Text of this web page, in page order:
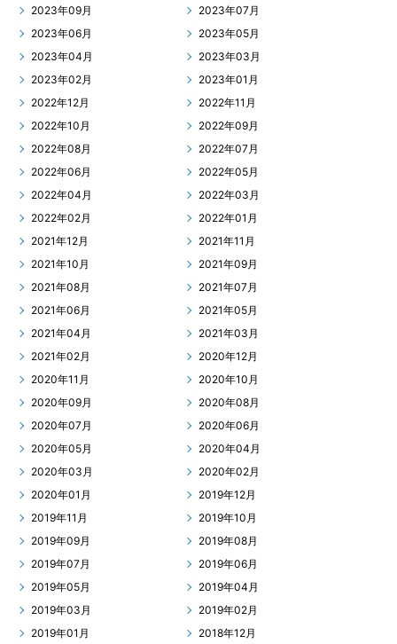
2023年09月
2023年07月
2023年06月
2023年05月
2023年04月
2023年03月
2023年02月
2023年01月
2022年12月
2022年11月
2022年10月
2022年09月
2022年08月
2022年07月
2022年06月
2022年05月
2022年04月
2022年03月
2022年02月
2022年01月
2021年12月
2021年11月
2021年10月
2021年09月
2021年08月
2021年07月
2021年06月
2021年05月
2021年04月
2021年03月
2021年02月
2020年12月
2020年11月
2020年10月
2020年09月
2020年08月
2020年07月
2020年06月
2020年05月
2020年04月
2020年03月
2020年02月
2020年01月
2019年12月
2019年11月
2019年10月
2019年09月
2019年08月
2019年07月
2019年06月
2019年05月
2019年04月
2019年03月
2019年02月
2019年01月
2018年12月